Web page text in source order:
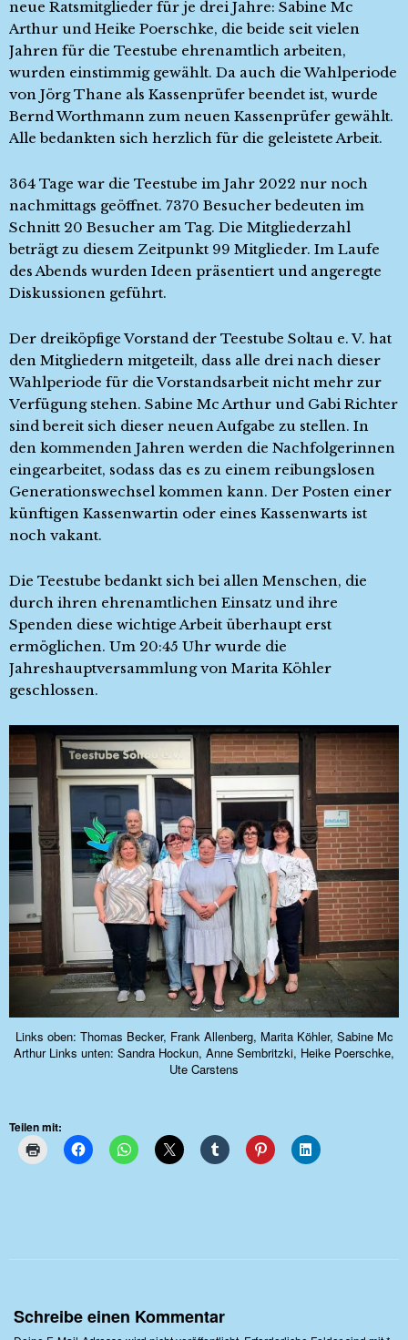
neue Ratsmitglieder für je drei Jahre: Sabine Mc
Arthur und Heike Poerschke, die beide seit vielen
Jahren für die Teestube ehrenamtlich arbeiten,
wurden einstimmig gewählt. Da auch die Wahlperiode
von Jörg Thane als Kassenprüfer beendet ist, wurde
Bernd Worthmann zum neuen Kassenprüfer gewählt.
Alle bedankten sich herzlich für die geleistete Arbeit.
364 Tage war die Teestube im Jahr 2022 nur noch
nachmittags geöffnet. 7370 Besucher bedeuten im
Schnitt 20 Besucher am Tag. Die Mitgliederzahl
beträgt zu diesem Zeitpunkt 99 Mitglieder. Im Laufe
des Abends wurden Ideen präsentiert und angeregte
Diskussionen geführt.
Der dreiköpfige Vorstand der Teestube Soltau e. V. hat
den Mitgliedern mitgeteilt, dass alle drei nach dieser
Wahlperiode für die Vorstandsarbeit nicht mehr zur
Verfügung stehen. Sabine Mc Arthur und Gabi Richter
sind bereit sich dieser neuen Aufgabe zu stellen. In
den kommenden Jahren werden die Nachfolgerinnen
eingearbeitet, sodass das es zu einem reibungslosen
Generationswechsel kommen kann. Der Posten einer
künftigen Kassenwartin oder eines Kassenwarts ist
noch vakant.
Die Teestube bedankt sich bei allen Menschen, die
durch ihren ehrenamtlichen Einsatz und ihre
Spenden diese wichtige Arbeit überhaupt erst
ermöglichen. Um 20:45 Uhr wurde die
Jahreshauptversammlung von Marita Köhler
geschlossen.
Links oben: Thomas Becker, Frank Allenberg, Marita Köhler, Sabine Mc
Arthur Links unten: Sandra Hockun, Anne Sembritzki, Heike Poerschke,
Ute Carstens
Teilen mit:
Schreibe einen Kommentar